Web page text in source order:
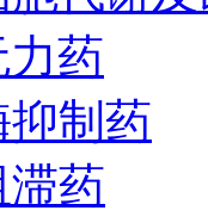
药
抑制药
药